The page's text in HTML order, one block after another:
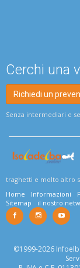
Cerchi una
Richiedi un
Senza intermediari e
traghetti e molto altro
Home
Informazioni
Sitemap
il nostro
©1999-2026